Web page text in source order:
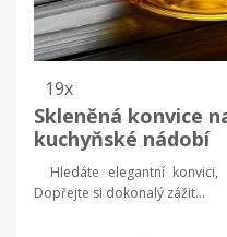
19x
Skleněná konvice
kuchyňské nádobí
Hledáte elegantní konvici,
Dopřejte si dokonalý zážit...